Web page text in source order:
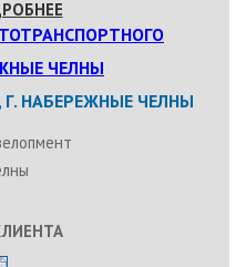
ЧЕЛНЫ
НАБЕРЕЖНЫЕ ЧЕЛНЫ